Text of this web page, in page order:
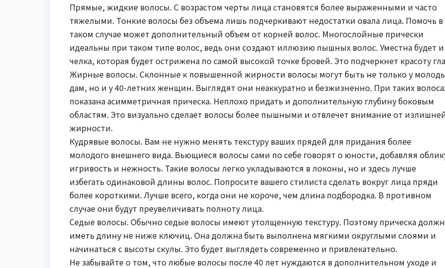
Прямые, жидкие волосы. С возрастом черты лица становятся более выраженными и часто
тяжелыми. Тонкие волосы без объема лишь подчеркивают недостатки овала лица. Помочь в
таком случае может дополнительный объем от корней волос. Многослойные прически
идеальны при таком типе волос, ведь они создают иллюзию пышных волос. Уместна будет и
челка, которая будет острижена по самой высокой точке бровей. Это подчеркнет красоту
Жирные волосы. Склонные к повышенной жирности волосы могут быть не только у
дам, но и у 40-летних женщин. Выглядят они неаккуратно и безжизненно. При таких
показана асимметричная прическа. Неплохо придать и дополнительную глубину боковым
областям. Это визуально сделает волосы более пышными и отвлечет внимание от
жирности.
Кудрявые волосы. Вам не нужно менять текстуру ваших прядей для придания более
молодого внешнего вида. Вьющиеся волосы сами по себе говорят о юности, добавляя
игривость и нежность. Такие волосы легко укладываются в локоны, но и здесь лучше
избегать одинаковой длины волос. Попросите вашего стилиста сделать вокруг лица пряди
более короткими. Лучше всего, когда они не короче, чем длина подбородка. В противном
случае они будут преувеличивать полноту лица.
Седые волосы. Обычно седые волосы имеют утолщенную текстуру. Поэтому прическа
иметь длину не ниже ключиц. Она должна быть выполнена мягкими округлыми слоями и
начинаться с высоты скулы. Это будет выглядеть современно и привлекательно.
Не забывайте о том, что любые волосы после 40 лет нуждаются в дополнительном уходе и